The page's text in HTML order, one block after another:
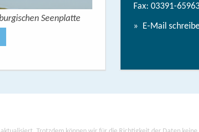
Seenplatte
Fax: 03391-
E-Mail